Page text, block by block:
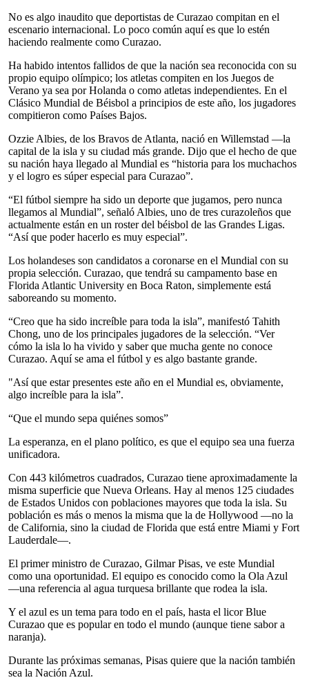
No es algo inaudito que deportistas de Curazao compitan en el
escenario internacional. Lo poco común aquí es que lo estén
haciendo realmente como Curazao.
Ha habido intentos fallidos de que la nación sea reconocida con su
propio equipo olímpico; los atletas compiten en los Juegos de
Verano ya sea por Holanda o como atletas independientes. En el
Clásico Mundial de Béisbol a principios de este año, los jugadores
compitieron como Países Bajos.
Ozzie Albies, de los Bravos de Atlanta, nació en Willemstad —la
capital de la isla y su ciudad más grande. Dijo que el hecho de que
su nación haya llegado al Mundial es “historia para los muchachos
y el logro es súper especial para Curazao”.
“El fútbol siempre ha sido un deporte que jugamos, pero nunca
llegamos al Mundial”, señaló Albies, uno de tres curazoleños que
actualmente están en un roster del béisbol de las Grandes Ligas.
“Así que poder hacerlo es muy especial”.
Los holandeses son candidatos a coronarse en el Mundial con su
propia selección. Curazao, que tendrá su campamento base en
Florida Atlantic University en Boca Raton, simplemente está
saboreando su momento.
“Creo que ha sido increíble para toda la isla”, manifestó Tahith
Chong, uno de los principales jugadores de la selección. “Ver
cómo la isla lo ha vivido y saber que mucha gente no conoce
Curazao. Aquí se ama el fútbol y es algo bastante grande.
"Así que estar presentes este año en el Mundial es, obviamente,
algo increíble para la isla”.
“Que el mundo sepa quiénes somos”
La esperanza, en el plano político, es que el equipo sea una fuerza
unificadora.
Con 443 kilómetros cuadrados, Curazao tiene aproximadamente la
misma superficie que Nueva Orleans. Hay al menos 125 ciudades
de Estados Unidos con poblaciones mayores que toda la isla. Su
población es más o menos la misma que la de Hollywood —no la
de California, sino la ciudad de Florida que está entre Miami y Fort
Lauderdale—.
El primer ministro de Curazao, Gilmar Pisas, ve este Mundial
como una oportunidad. El equipo es conocido como la Ola Azul
—una referencia al agua turquesa brillante que rodea la isla.
Y el azul es un tema para todo en el país, hasta el licor Blue
Curazao que es popular en todo el mundo (aunque tiene sabor a
naranja).
Durante las próximas semanas, Pisas quiere que la nación también
sea la Nación Azul.